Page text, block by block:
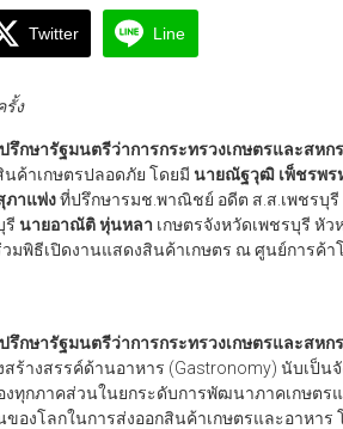
Twitter Line
รั้ง
กษารัฐมนตรีว่าการกระทรวงเกษตรและสหก
ค้าเกษตรปลอดภัย โดยมี นายณัฐวุฒิ เพ็ชรพร
ภาแพ่งที่ปรึกษารมช.พาณิชย์ อดีต ส.ส.เพชรบุรี
รี นายอาณัติ หุ่นหลา เกษตรจังหวัดเพชรบุรี หั
วมพิธีเปิดงานแสดงสินค้าเกษตร ณ ศูนย์การค้
กษารัฐมนตรีว่าการกระทรวงเกษตรและสหก
สร้างสรรค์ด้านอาหาร (Gastronomy) นับเป็
ทุกภาคส่วนในยกระดับการพัฒนาภาคเกษตร
องโลกในการส่งออกสินค้าเกษตรและอาหา